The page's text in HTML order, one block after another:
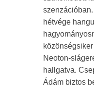
hétvége
Neoton-
hallgatva.
Ádám biztos